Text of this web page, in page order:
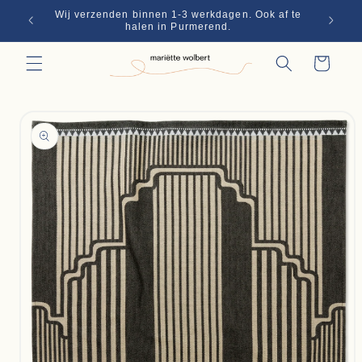
Skip to
content
Wij verzenden binnen 1-3 werkdagen. Ook af te
halen in Purmerend.
Winkelwagen
product
information